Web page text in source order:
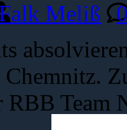
Meliß
RBB Team